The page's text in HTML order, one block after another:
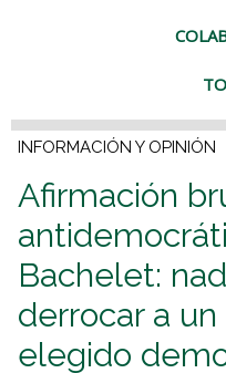
INFORMACIÓN Y OPINIÓN
Afirmación
Bachelet:
derrocar a
elegido